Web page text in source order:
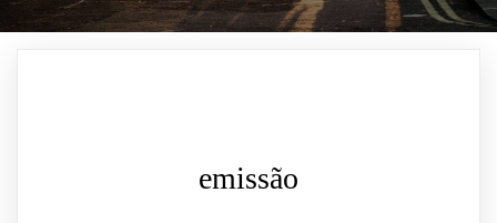
emissão